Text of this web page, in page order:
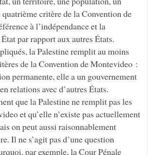
critère de la Convention de
à l’indépendance et la
par rapport aux autres États.
la Palestine remplit au moins
de la Convention de Montevideo :
permanente, elle a un gouvernement
relations avec d’autres États.
que la Palestine ne remplit pas les
et qu’elle n’existe pas actuellement
on peut aussi raisonnablement
Il ne s’agit pas d’une question
par exemple, la Cour Pénale